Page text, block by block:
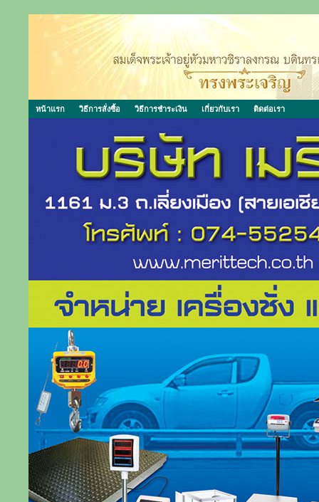
หน้าแรก วิธีการสั่งซื้อ วิธีการชำระเงิน เกี่ยวกับเรา ติดต่อเรา